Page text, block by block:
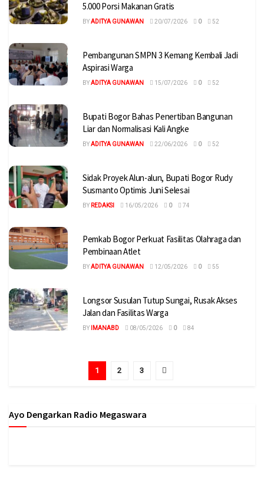
5.000 Porsi Makanan Gratis
BYADITYA GUNAWAN 20/07/2026 0 52
Pembangunan SMPN 3 Kemang Kembali Jadi
Aspirasi Warga
BYADITYA GUNAWAN 15/07/2026 0 52
Bupati Bogor Bahas Penertiban Bangunan
Liar dan Normalisasi Kali Angke
BYADITYA GUNAWAN 22/06/2026 0 52
Sidak Proyek Alun-alun, Bupati Bogor Rudy
Susmanto Optimis Juni Selesai
BY REDAKSI 16/05/2026 0 74
Pemkab Bogor Perkuat Fasilitas Olahraga dan
Pembinaan Atlet
BYADITYA GUNAWAN 12/05/2026 0 55
Longsor Susulan Tutup Sungai, Rusak Akses
Jalan dan Fasilitas Warga
BY IMANABD 08/05/2026 0 84
1 2 3
Ayo Dengarkan Radio Megaswara